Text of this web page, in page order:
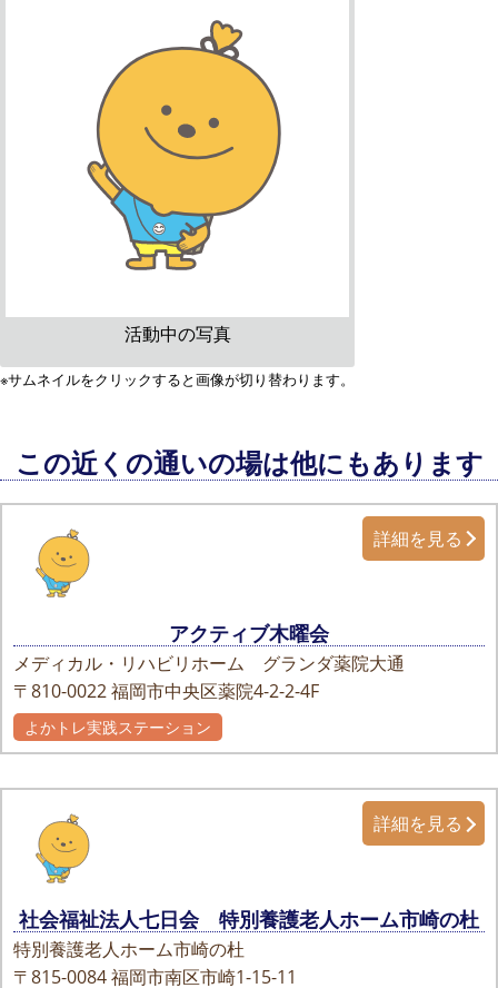
活動中の写真
※サムネイルをクリックすると画像が切り替わります。
この近くの通いの場は他にもあります
アクティブ木曜会
メディカル・リハビリホーム グランダ薬院大通
〒810-0022福岡市中央区薬院4-2-2-4F
詳細を見る
よかトレ実践ステーション
社会福祉法人七日会 特別養護老人ホーム市崎の杜
特別養護老人ホーム市崎の杜
〒815-0084福岡市南区市崎1-15-11
詳細を見る